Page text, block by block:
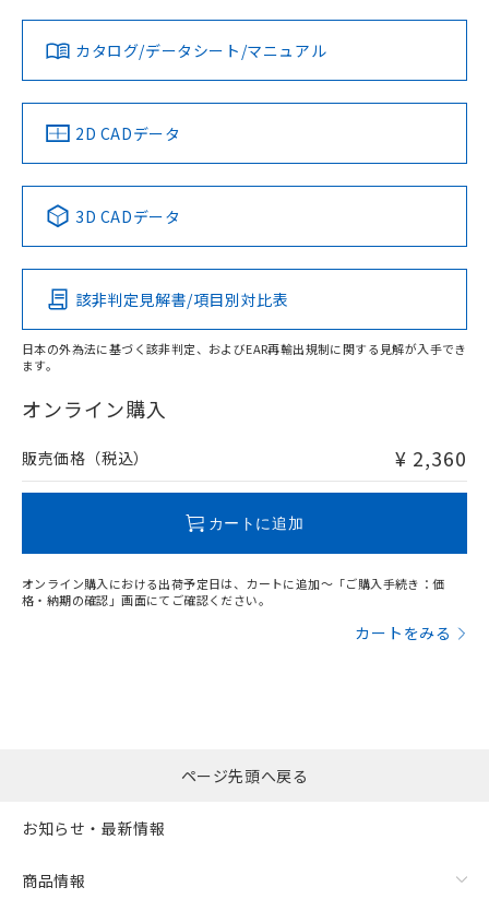
ダウンロードデータをご利用いただく前に、以下を必ずお読
みください。
ソフトウェアの使用条件
対応済み
中国 RoHS 注意事項・凡例
Pb Hg Cd Cr(VI)
O
在庫等で未対応品が混在する可能性があります。
問い合わせください。
LR型式承認
（イギリス
船舶規格）
DNV型式承認
（ノルウェー
BV型式承認
（フランス
KR型式
（韓国
No No No No
この製品の規格認証/適合状況ページへ
その他の認証はこちらのページからご検索ください
カタログ/データシート/マニュアル
2D CADデータ
3D CADデータ
該非判定見解書/項目別対比表
日本の外為法に基づく該非判定、およびEAR再輸出規制に関する見解が入手でき
ます。
オンライン購入
販売価格（税込） ¥ 2,360
カートに追加
オンライン購入における出荷予定日は、カートに追加～「ご購入手続き：価
格・納期の確認」画面にてご確認ください。
カートをみる
ページ先頭へ戻る
お知らせ・最新情報
商品情報